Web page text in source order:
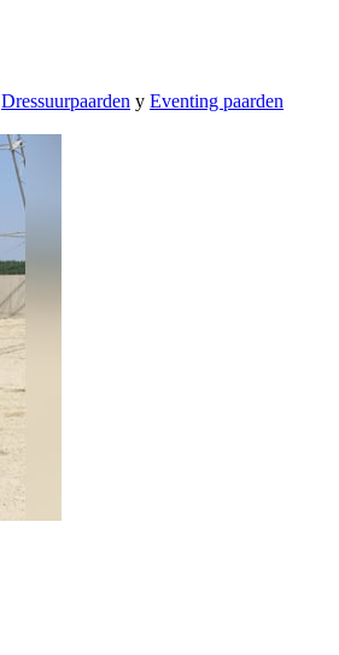
Dressuurpaarden y Eventing paarden